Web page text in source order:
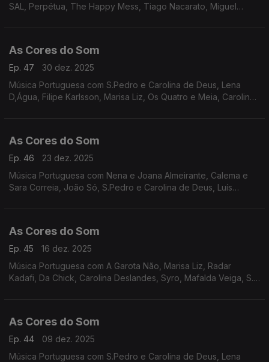
SAL, Perpétua, The Happy Mess, Tiago Nacarato, Miguel
As Cores do Som
Ep. 47
30 dez. 2025
Música Portuguesa com S.Pedro e Carolina de Deus, Lena
D,Água, Filipe Karlsson, Marisa Liz, Os Quatro e Meia, Carolina
As Cores do Som
Ep. 46
23 dez. 2025
Música Portuguesa com Nena e Joana Almeirante, Calema e
Sara Correia, João Só, S.Pedro e Carolina de Deus, Luís
As Cores do Som
Ep. 45
16 dez. 2025
Música Portuguesa com A Garota Não, Marisa Liz, Radar
Kadafi, Da Chick, Carolina Deslandes, Syro, Mafalda Veiga, S.
As Cores do Som
Ep. 44
09 dez. 2025
Música Portuguesa com S.Pedro e Carolina de Deus, Lena